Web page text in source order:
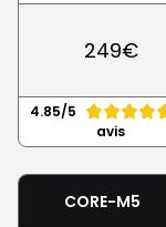
249€
4.85/5
avis
CORE-M5